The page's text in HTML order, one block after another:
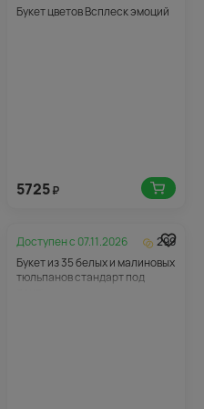
Букет цветов Всплеск эмоций
5725₽
Доступен с 07.11.2026
299
Букет из 35 белых и малиновых
тюльпанов стандарт под